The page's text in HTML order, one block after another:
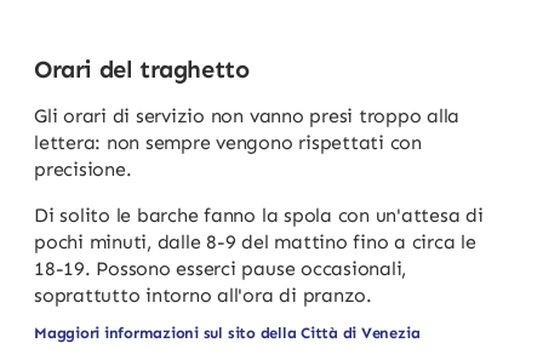
Orari del traghetto
Gli orari di servizio non vanno presi troppo alla
lettera: non sempre vengono rispettati con
precisione.
Di solito le barche fanno la spola con un'attesa di
pochi minuti, dalle 8-9 del mattino fino a circa le
18-19. Possono esserci pause occasionali,
soprattutto intorno all'ora di pranzo.
Maggiori informazioni sul sito della Città di Venezia